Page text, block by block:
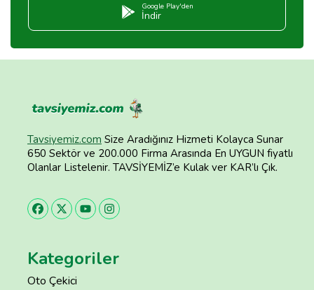
Google Play'den
İndir
Tavsiyemiz.com Size Aradığınız Hizmeti Kolayca Sunar
650 Sektör ve 200.000 Firma Arasında En UYGUN fiyatlı
Olanlar Listelenir. TAVSİYEMİZ’e Kulak ver KAR’lı Çık.
Kategoriler
Oto Çekici